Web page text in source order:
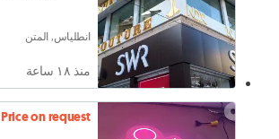
انطلياس, المتن
منذ ١٨ ساعة
Price on request